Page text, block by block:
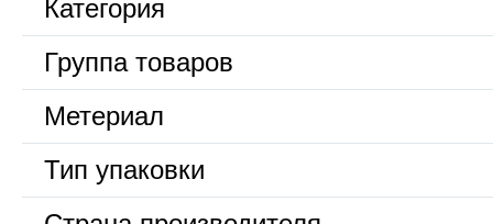
Категория
Группа товаров
Метериал
Тип упаковки